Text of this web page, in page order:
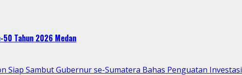
50 Tahun 2026 Medan
Siap Sambut Gubernur se-Sumatera Bahas Penguatan Investasi